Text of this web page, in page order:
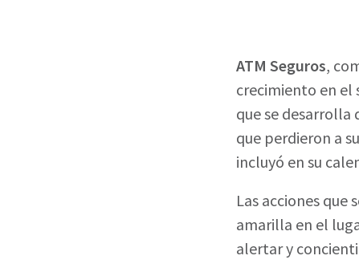
ATM Seguros,
crecimiento en el
que se desarrolla
que perdieron a
incluyó en su
Las acciones
amarilla en el
alertar y